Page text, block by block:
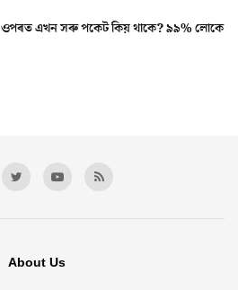
ওপৰত এখন সৰু পকেট কিয় থাকে? ৯৯% লোকে
About Us